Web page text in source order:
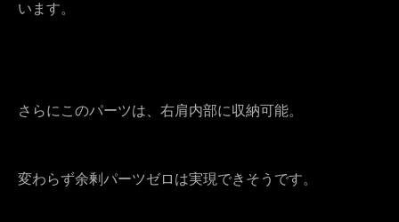
います。
さらにこのパーツは、右肩内部に収納可能。
変わらず余剰パーツゼロは実現できそうです。